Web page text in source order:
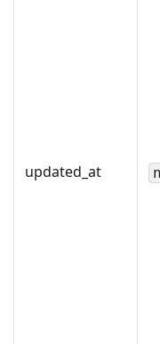
updated_at